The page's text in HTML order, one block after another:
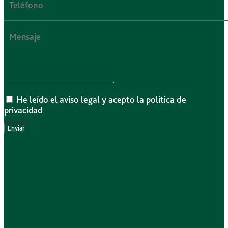
He leído el aviso legal y acepto la política de
privacidad
Enviar